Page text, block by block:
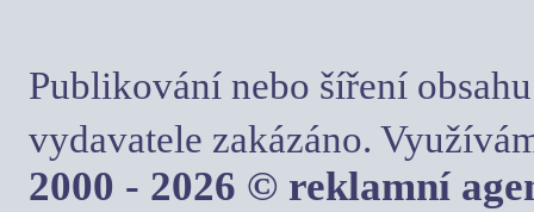
Publikování nebo šíření
vydavatele zakázáno.
2000 - 2026 © reklamní